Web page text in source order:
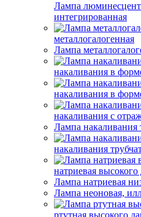
Лампа
интегрированная
металлогалогенная
Лампа
накаливания в
накаливания в
накаливания с
Лампа накаливания
накаливания
натриевая высокого
Лампа натриевая
Лампа неоновая,
ртутная высокого